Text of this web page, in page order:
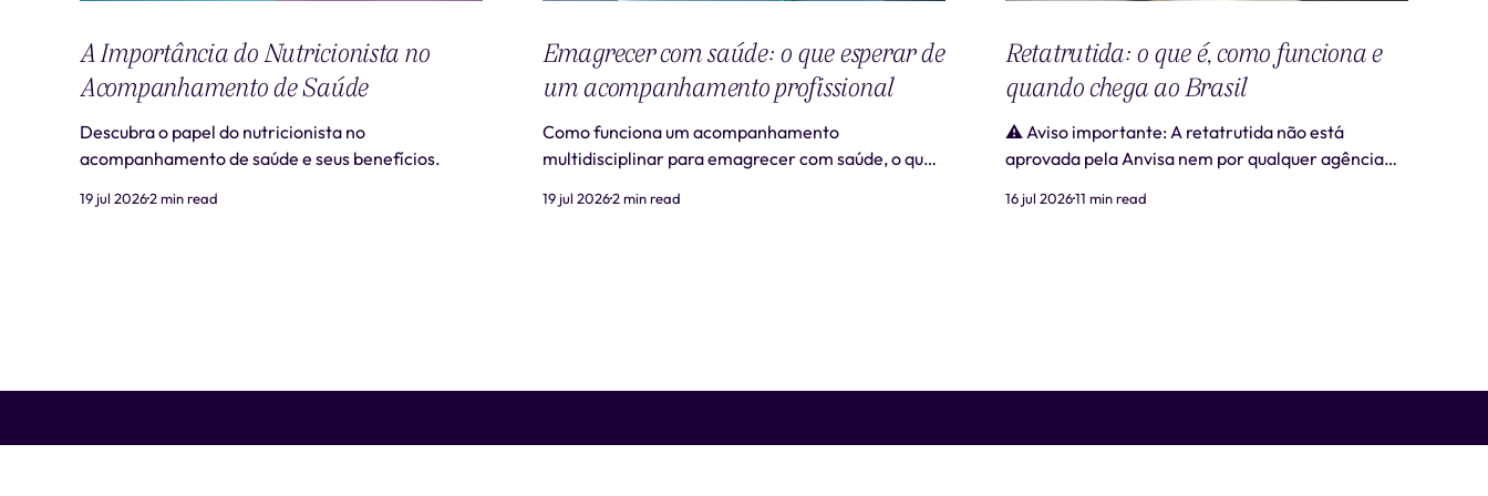
A Importância do Nutricionista no
Acompanhamento de Saúde
Descubra o papel do nutricionista no
acompanhamento de saúde e seus benefícios.
19 jul 20262 min read
Emagrecer com saúde: o que esperar de
um acompanhamento profissional
Como funciona um acompanhamento
multidisciplinar para emagrecer com saúde, o que
profissional.
19 jul 20262 min read
Retatrutida: o que é, como funciona e
quando chega ao Brasil
⚠️ Aviso importante: A retatrutida não está
aprovada pela Anvisa nem por qualquer agência
como "retatrutida" fora de estudos clínicos
16 jul 202611 min read